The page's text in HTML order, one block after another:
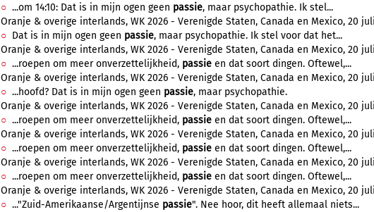
...om 14:10: Dat is in mijn ogen geen passie, maar psychopathie. Ik stel...
Oranje & overige interlands, WK 2026 - Verenigde Staten, Canada en Mexico, 20 juli
Dat is in mijn ogen geen passie, maar psychopathie. Ik stel voor dat het...
Oranje & overige interlands, WK 2026 - Verenigde Staten, Canada en Mexico, 20 juli
...roepen om meer onverzettelijkheid, passie en dat soort dingen. Oftewel,...
Oranje & overige interlands, WK 2026 - Verenigde Staten, Canada en Mexico, 20 juli
...hoofd? Dat is in mijn ogen geen passie, maar psychopathie.
Oranje & overige interlands, WK 2026 - Verenigde Staten, Canada en Mexico, 20 juli
...roepen om meer onverzettelijkheid, passie en dat soort dingen. Oftewel,...
Oranje & overige interlands, WK 2026 - Verenigde Staten, Canada en Mexico, 20 juli
...roepen om meer onverzettelijkheid, passie en dat soort dingen. Oftewel,...
Oranje & overige interlands, WK 2026 - Verenigde Staten, Canada en Mexico, 20 juli
...roepen om meer onverzettelijkheid, passie en dat soort dingen. Oftewel,...
Oranje & overige interlands, WK 2026 - Verenigde Staten, Canada en Mexico, 20 juli
..."Zuid-Amerikaanse/Argentijnse passie". Nee hoor, dit heeft allemaal niets...